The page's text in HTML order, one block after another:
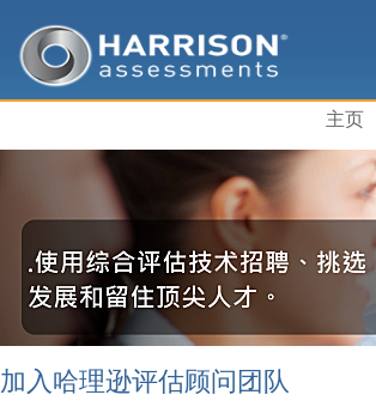
主页
加入哈理逊评估顾问团队